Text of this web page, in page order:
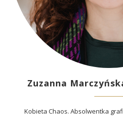
Zuzanna
Kobieta Chaos. Absolwentka